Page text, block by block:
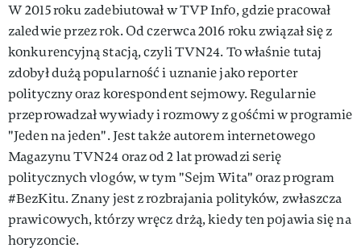
W 2015 roku zadebiutował w TVP Info, gdzie pracował
zaledwie przez rok. Od czerwca 2016 roku związał się z
konkurencyjną stacją, czyli TVN24. To właśnie tutaj
zdobył dużą popularność i uznanie jako reporter
polityczny oraz korespondent sejmowy. Regularnie
przeprowadzał wywiady i rozmowy z gośćmi w programie
"Jeden na jeden". Jest także autorem internetowego
Magazynu TVN24 oraz od 2 lat prowadzi serię
politycznych vlogów, w tym "Sejm Wita" oraz program
#BezKitu. Znany jest z rozbrajania polityków, zwłaszcza
prawicowych, którzy wręcz drżą, kiedy ten pojawia się na
horyzoncie.